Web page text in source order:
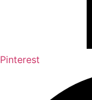
Pinterest